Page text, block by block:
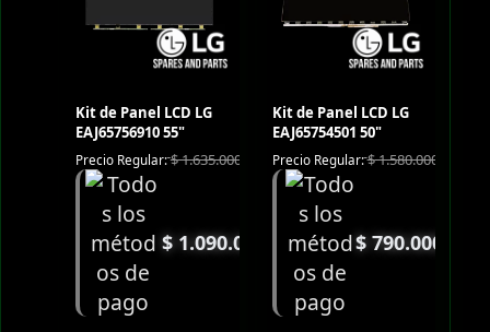
Kit de Panel LCD LG
EAJ65756910 55"
Precio Regular:$1.635.000
$1.090.000
Kit de Panel LCD LG
EAJ65754501 50"
Precio Regular:$1.580.000
$790.000